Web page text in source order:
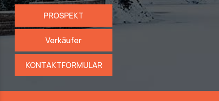
PROSPEKT
Verkäufer
KONTAKTFORMULAR